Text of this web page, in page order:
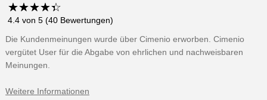
☆☆☆☆☆
★★★★★
4.4 von 5 (40 Bewertungen)
Die Kundenmeinungen wurde über Cimenio erworben. Cimenio
vergütet User für die Abgabe von ehrlichen und nachweisbaren
Meinungen.
Weitere Informationen